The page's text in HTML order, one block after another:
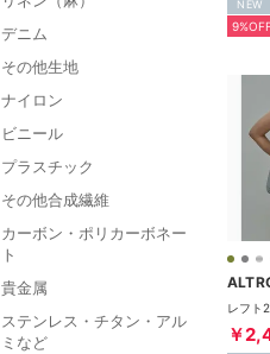
デニム
その他生地
ナイロン
ビニール
プラスチック
その他合成繊維
カーボン・ポリカーボネー
ト
貴金属
ステンレス・チタン・アル
ミなど
NEW
9%OFF
￥